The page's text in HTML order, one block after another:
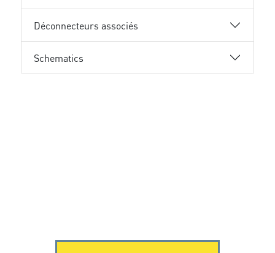
Déconnecteurs associés
Schematics